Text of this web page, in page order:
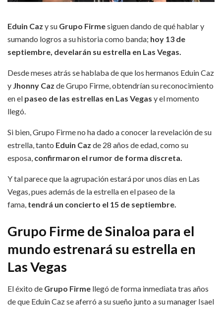
Eduin Caz y su Grupo Firmesiguen dando de qué hablar y
sumando logros a su historia como banda; hoy 13 de
septiembre, develarán su estrella en Las Vegas.
Desde meses atrás se hablaba de que los hermanos Eduin Caz
y Jhonny Caz de Grupo Firme, obtendrían su reconocimiento
en el paseo de las estrellas en Las Vegas y el momento
llegó.
Si bien, Grupo Firme no ha dado a conocer la revelación de su
estrella, tanto Eduin Caz de 28 años de edad, como su
esposa, confirmaron el rumor de forma discreta.
Y tal parece que la agrupación estará por unos días en Las
Vegas, pues además de la estrella en el paseo de la
fama, tendrá un concierto el 15 de septiembre.
Grupo Firme de Sinaloa para el
mundo estrenará su estrella en
Las Vegas
El éxito de Grupo Firme llegó de forma inmediata tras años
de que Eduin Caz se aferró a su sueño junto a su manager Isael